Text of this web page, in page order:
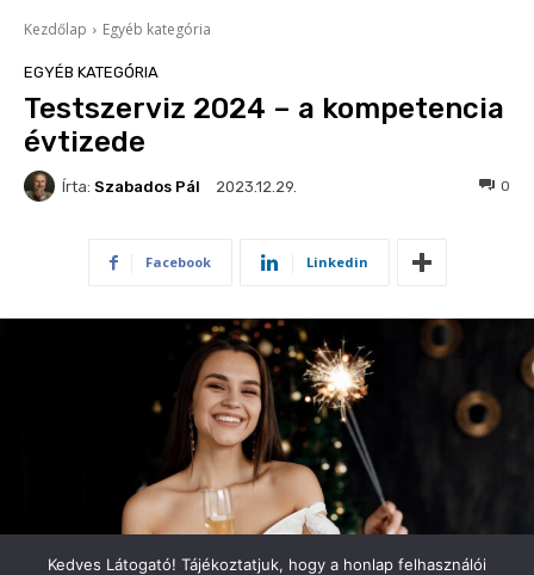
Kedves Látogató! Tájékoztatjuk, hogy a honlap felhasználói